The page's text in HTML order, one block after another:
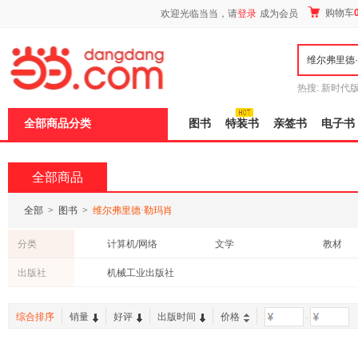
欢迎光临当当，请登录 成为会员 购物车
热搜: 新时代
全部商品分类 图书 特装书 亲签书 电子书
全部商品
全部 > 图书 > 维尔弗里德·勒玛肖
分类 计算机/网络 文学 教材
出版社 机械工业出版社
综合排序 销量 好评 出版时间 价格 -
页
加